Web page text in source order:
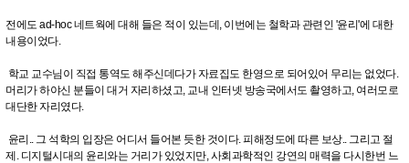
전에도 ad-hoc 네트웍에 대해 들은 적이 있는데, 이번에는 철학과 관련인 '윤리'에 대한
내용이었다.
학교 교수님이 직접 통역도 해주신데다가 자료집도 한영으로 되어있어 무리는 없었다.
머리가 하야신 분들이 대거 자리하셨고, 교내 인터넷 방송국에서도 촬영하고, 여러모로
대단한 자리였다.
윤리.. 그 석학의 입장은 어디서 들어본 듯한 것이다. 피해정도에 따른 보상.. 그리고 절
제. 디지털시대의 윤리와는 거리가 있었지만, 사회과학적인 강연의 매력을 다시한번 느